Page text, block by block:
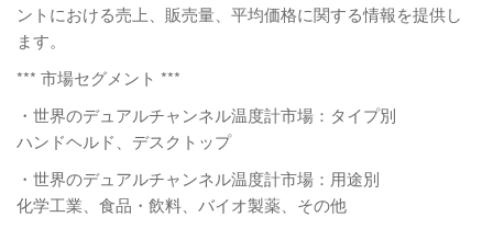
ントにおける売上、販売量、平均価格に関する情報を提供し
ます。
*** 市場セグメント ***
・世界のデュアルチャンネル温度計市場：タイプ別
ハンドヘルド、デスクトップ
・世界のデュアルチャンネル温度計市場：用途別
化学工業、食品・飲料、バイオ製​​薬、その他